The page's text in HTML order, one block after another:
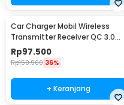
Car Charger Mobil Wireless
Transmitter Receiver QC 3.0
Dual USB 3.1A - HY-82
Rp97.500
Rp150.900 36%
+ Keranjang